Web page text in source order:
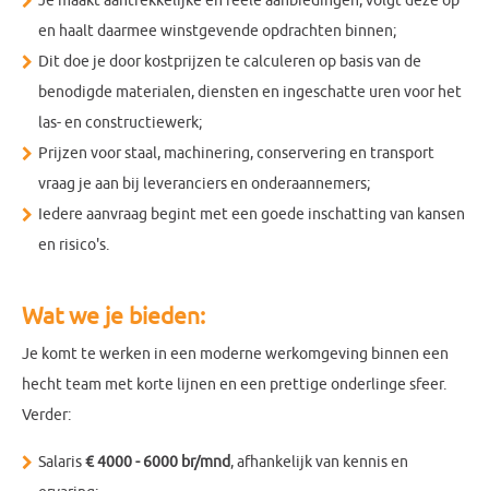
en haalt daarmee winstgevende opdrachten binnen;
Dit doe je door kostprijzen te calculeren op basis van de
benodigde materialen, diensten en ingeschatte uren voor het
las- en constructiewerk;
Prijzen voor staal, machinering, conservering en transport
vraag je aan bij leveranciers en onderaannemers;
Iedere aanvraag begint met een goede inschatting van kansen
en risico's.
Wat we je bieden:
Je komt te werken in een moderne werkomgeving binnen een
hecht team met korte lijnen en een prettige onderlinge sfeer.
Verder:
Salaris€ 4000 - 6000 br/mnd, afhankelijk van kennis en